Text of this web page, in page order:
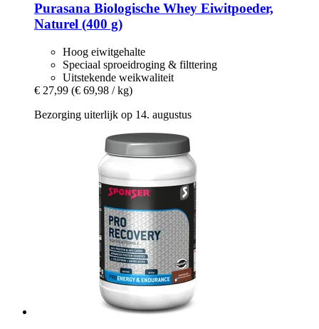
Purasana Biologische Whey Eiwitpoeder,
Naturel (400 g)
Hoog eiwitgehalte
Speciaal sproeidroging & filttering
Uitstekende weikwaliteit
€ 27,99 (€ 69,98 / kg)
Bezorging uiterlijk op 14. augustus